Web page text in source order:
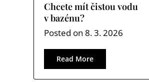
Chcete mít čistou vodu
v bazénu?
Posted on8. 3. 2026
Read More